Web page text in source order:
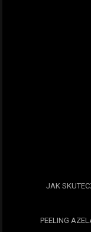
JAK
PEELING